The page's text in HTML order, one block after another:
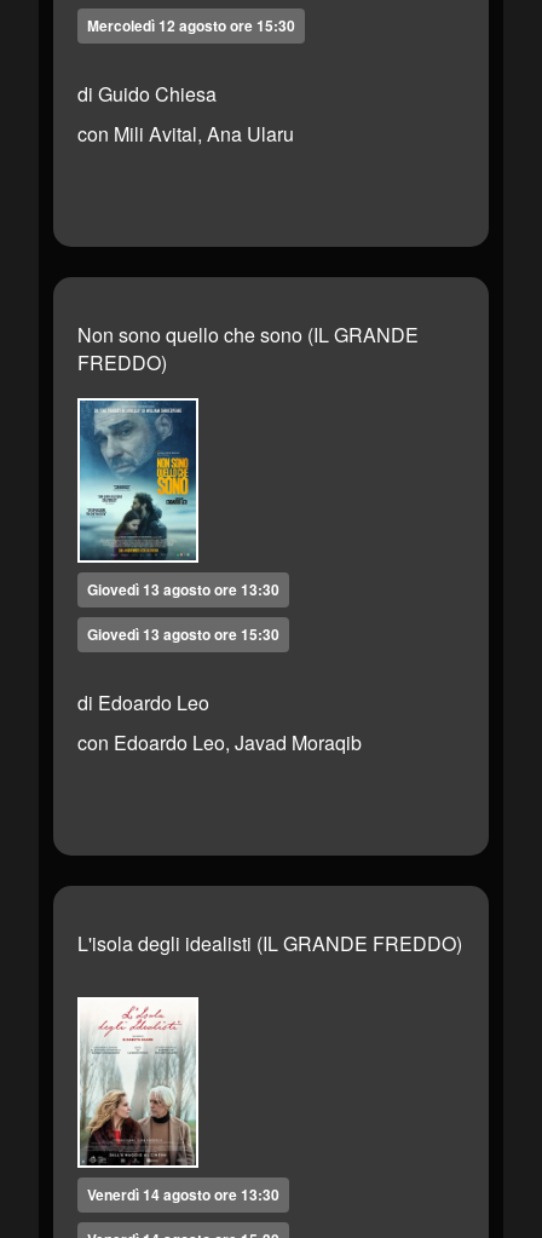
Mercoledì 12 agosto ore 15:30
di Guido Chiesa
con Mili Avital, Ana Ularu
Non sono quello che sono (IL GRANDE
FREDDO)
Giovedì 13 agosto ore 13:30
Giovedì 13 agosto ore 15:30
di Edoardo Leo
con Edoardo Leo, Javad Moraqib
L'isola degli idealisti (IL GRANDE FREDDO)
Venerdì 14 agosto ore 13:30